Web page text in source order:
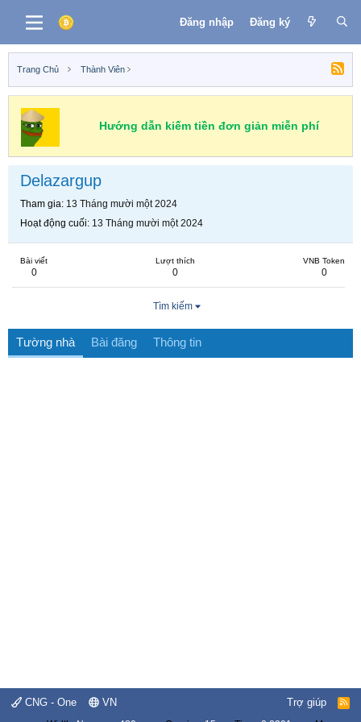
Đăng nhập Đăng ký
Trang Chủ Thành Viên
Hướng dẫn kiếm tiền đơn giản miễn phí
Delazargup
Tham gia 13 Tháng mười một 2024
Hoạt động cuối 13 Tháng mười một 2024
Bài viết
0
Lượt thích
0
VNB Token
0
Tìm kiếm
Tường nhà Bài đăng Thông tin
CNG - One VN Trợ giúp
R